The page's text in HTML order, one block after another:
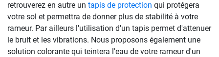
retrouverez en autre un tapis de protection qui protégera
votre sol et permettra de donner plus de stabilité à votre
rameur. Par ailleurs l'utilisation d'un tapis permet d'attenuer
le bruit et les vibrations. Nous proposons également une
solution colorante qui teintera l'eau de votre rameur d'un